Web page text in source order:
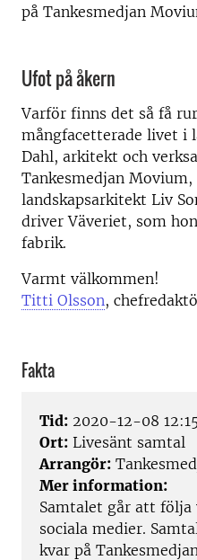
på Tankesmedjan
Ufot på åkern
Varför finns det så få
mångfacetterade livet i
Dahl, arkitekt och
Tankesmedjan
landskapsarkitekt Liv
driver Väveriet, som
fabrik.
Varmt välkommen!
Titti Olsson,
Fakta
Tid: 2020-12-08
Ort: Livesänt samtal
Arrangör:
Mer information:
Samtalet går att följa
sociala medier.
kvar på Tankesmedjan